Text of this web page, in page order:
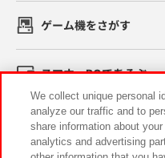
ゲーム機をさがす
スマホ・PCであそぶ
イベント・キャンペーン
We collect unique personal
analyze our traffic and to
share information about
analytics and advertising